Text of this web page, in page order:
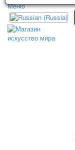
Главная
Меню
Главная
Игральные карты
Классические